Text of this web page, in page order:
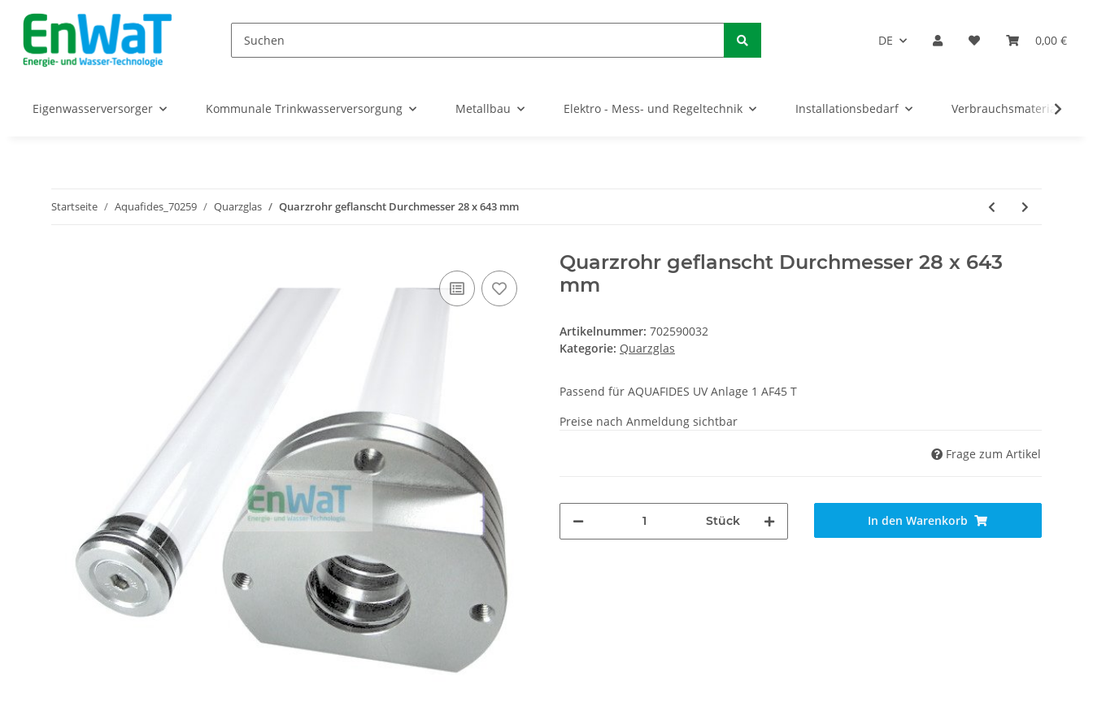
DE 0,00 €
Eigenwasserversorger Kommunale Trinkwasserversorgung Metallbau Elektro - Mess- und Regeltechnik Installationsbedarf Verbrauchsmaterialien
Startseite Aquafides_70259 Quarzglas Quarzrohr geflanscht Durchmesser 28 x 643 mm
Quarzrohr geflanscht Durchmesser 28 x 643
mm
Artikelnummer: 702590032
Kategorie: Quarzglas
Passend für AQUAFIDES UV Anlage 1 AF45 T
Preise nach Anmeldung sichtbar
Frage zum Artikel
Stück In den Warenkorb